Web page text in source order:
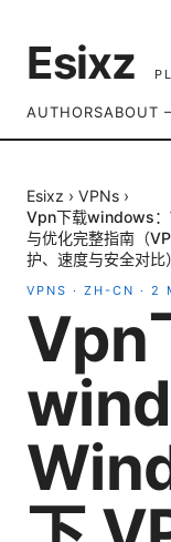
Esixz
AUTHORSABOUT
Esixz › VPNs ›
Vpn下载windows
与优化完整指南（
护、速度与安全对比）
VPNS · ZH-CN · 2
Vpn